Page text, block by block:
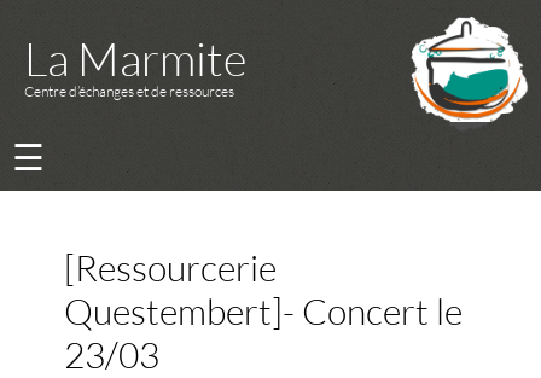
La Marmite
Centre d’échanges et de ressources
☰
[Ressourcerie
Questembert]- Concert le
23/03